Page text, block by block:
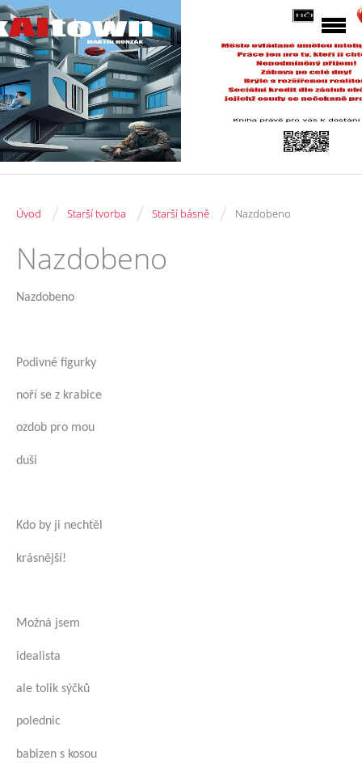
Úvod / Starší tvorba / Starší básně / Nazdobeno
Nazdobeno
Nazdobeno
Podivné figurky
noří se z krabice
ozdob pro mou
duši
Kdo by ji nechtěl
krásnější!
Možná jsem
idealista
ale tolik sýčků
polednic
babizen s kosou